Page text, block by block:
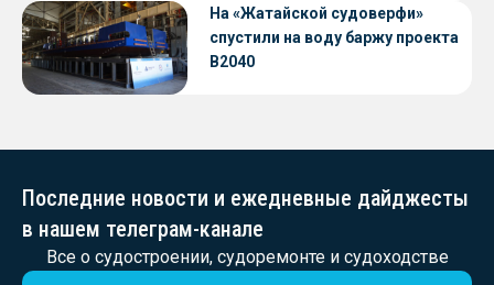
«Петропавловск» проекта CNF22
На «Жатайской судоверфи»
спустили на воду баржу проекта
В2040
Последние новости и ежедневные дайджесты
в нашем телеграм-канале
Все о судостроении, судоремонте и судоходстве